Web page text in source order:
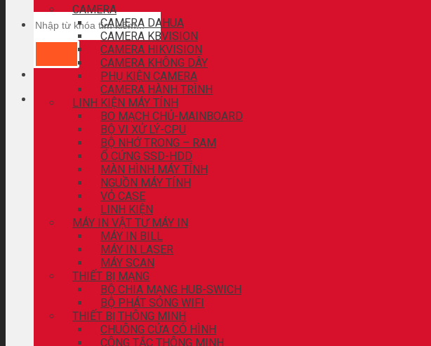
CAMERA
CAMERA DAHUA
CAMERA KBVISION
CAMERA HIKVISION
CAMERA KHÔNG DÂY
PHỤ KIỆN CAMERA
CAMERA HÀNH TRÌNH
LINH KIỆN MÁY TÍNH
BO MẠCH CHỦ-MAINBOARD
BỘ VI XỬ LÝ-CPU
BỘ NHỚ TRONG – RAM
Ổ CỨNG SSD-HDD
MÀN HÌNH MÁY TÍNH
NGUỒN MÁY TÍNH
VỎ CASE
LINH KIỆN
MÁY IN VẬT TƯ MÁY IN
MÁY IN BILL
MÁY IN LASER
MÁY SCAN
THIẾT BỊ MẠNG
BỘ CHIA MẠNG HUB-SWICH
BỘ PHÁT SÓNG WIFI
THIẾT BỊ THÔNG MINH
CHUÔNG CỬA CÓ HÌNH
CÔNG TẮC THÔNG MINH